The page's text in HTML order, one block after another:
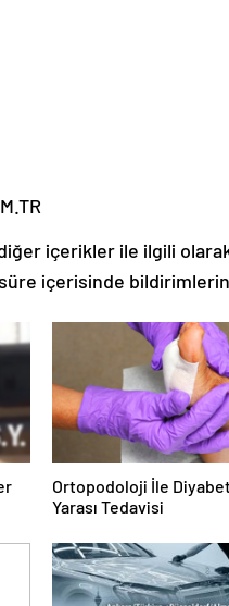
içerikler ile ilgili
içerisinde
Ortopodoloji İle
Yarası Tedavisi